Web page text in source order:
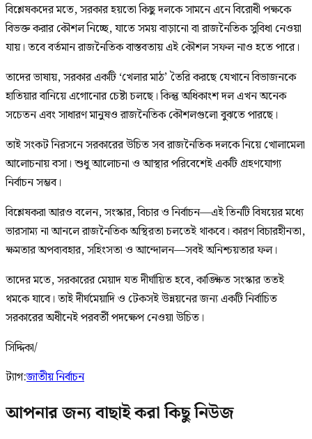
বিশ্লেষকদের মতে, সরকার হয়তো কিছু দলকে সামনে এনে বিরোধী পক্ষকে
বিভক্ত করার কৌশল নিচ্ছে, যাতে সময় বাড়ানো বা রাজনৈতিক সুবিধা নেওয়া
যায়। তবে বর্তমান রাজনৈতিক বাস্তবতায় এই কৌশল সফল নাও হতে পারে।
তাদের ভাষায়, সরকার একটি ‘খেলার মাঠ’ তৈরি করছে যেখানে বিভাজনকে
হাতিয়ার বানিয়ে এগোনোর চেষ্টা চলছে। কিন্তু অধিকাংশ দল এখন অনেক
সচেতন এবং সাধারণ মানুষও রাজনৈতিক কৌশলগুলো বুঝতে পারছে।
তাই সংকট নিরসনে সরকারের উচিত সব রাজনৈতিক দলকে নিয়ে খোলামেলা
আলোচনায় বসা। শুধু আলোচনা ও আস্থার পরিবেশেই একটি গ্রহণযোগ্য
নির্বাচন সম্ভব।
বিশ্লেষকরা আরও বলেন, সংস্কার, বিচার ও নির্বাচন—এই তিনটি বিষয়ের মধ্যে
ভারসাম্য না আনলে রাজনৈতিক অস্থিরতা চলতেই থাকবে। কারণ বিচারহীনতা,
ক্ষমতার অপব্যবহার, সহিংসতা ও আন্দোলন—সবই অনিশ্চয়তার ফল।
তাদের মতে, সরকারের মেয়াদ যত দীর্ঘায়িত হবে, কাঙ্ক্ষিত সংস্কার ততই
থমকে যাবে। তাই দীর্ঘমেয়াদি ও টেকসই উন্নয়নের জন্য একটি নির্বাচিত
সরকারের অধীনেই পরবর্তী পদক্ষেপ নেওয়া উচিত।
সিদ্দিকা/
ট্যাগ:জাতীয় নির্বাচন
আপনার জন্য বাছাই করা কিছু নিউজ